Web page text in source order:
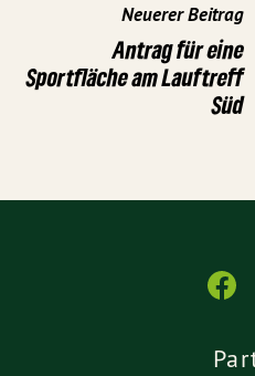
Neuerer Beitrag
Antrag für eine
Sportfläche am Lauftreff
Süd